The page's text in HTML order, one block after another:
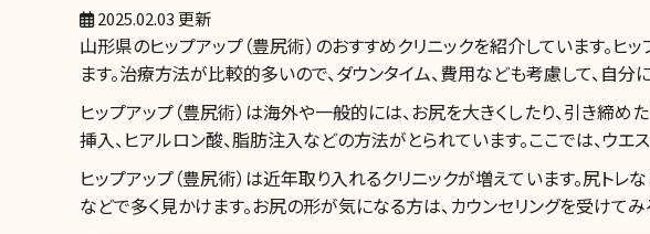
2025.02.03 更新
山形県のヒップアップ（豊尻術）のおすすめクリニックを紹介しています。ヒ
ます。治療方法が比較的多いので、ダウンタイム、費用なども考慮して、自分
ヒップアップ（豊尻術）は海外や一般的には、お尻を大きくしたり、引き締め
挿入、ヒアルロン酸、脂肪注入などの方法がとられています。ここでは、ウエ
ヒップアップ（豊尻術）は近年取り入れるクリニックが増えています。尻トレ
などで多く見かけます。お尻の形が気になる方は、カウンセリングを受けてみ